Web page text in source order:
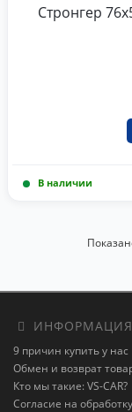
Стронгер
В наличии
ИНФОРМАЦИЯ
9 причин купить у нас
Обмен и возврат
Кто мы такие: VS-CAR?
Согласие на